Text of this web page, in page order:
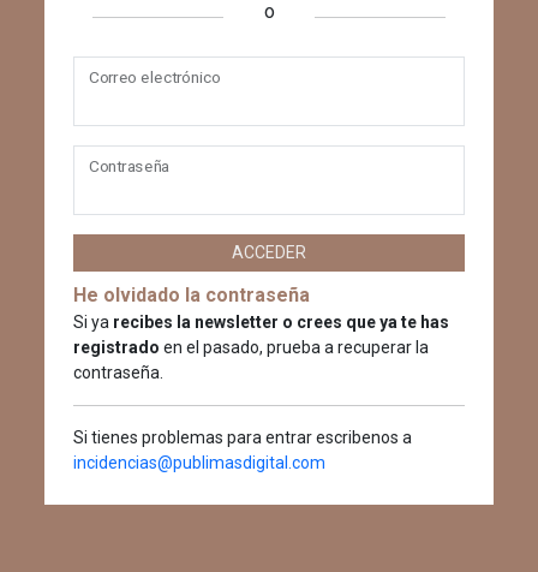
o
Correo electrónico
Contraseña
ACCEDER
He olvidado la contraseña
Si ya recibes la newsletter o crees que ya te has
registrado en el pasado, prueba a recuperar la
contraseña.
Si tienes problemas para entrar escribenos a
incidencias@publimasdigital.com